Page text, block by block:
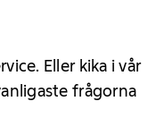
Eller kika i vår
frågorna